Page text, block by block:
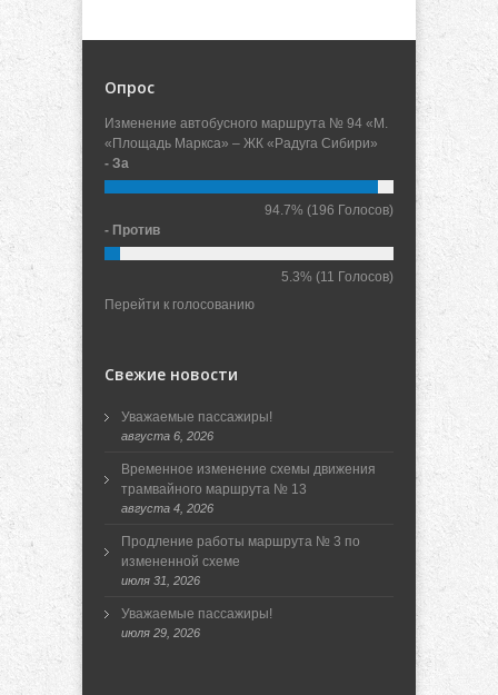
Опрос
Изменение автобусного маршрута № 94 «М.
«Площадь Маркса» – ЖК «Радуга Сибири»
- За
94.7% (196 Голосов)
- Против
5.3% (11 Голосов)
Перейти к голосованию
Свежие новости
Уважаемые пассажиры!
августа 6, 2026
Временное изменение схемы движения
трамвайного маршрута № 13
августа 4, 2026
Продление работы маршрута № 3 по
измененной схеме
июля 31, 2026
Уважаемые пассажиры!
июля 29, 2026